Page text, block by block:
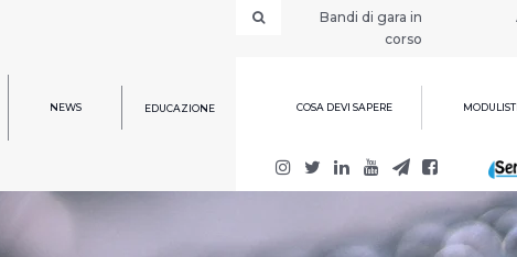
Bandi di gara in
corso
NEWS EDUCAZIONE COSA DEVI SAPERE